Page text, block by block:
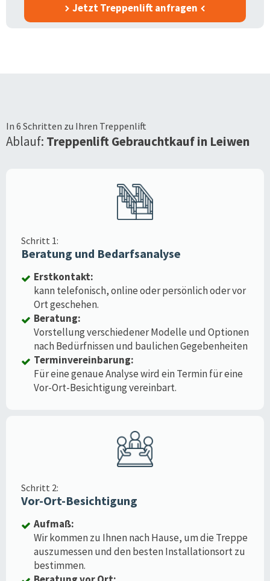
Jetzt Treppenlift anfragen
In 6 Schritten zu Ihren Treppenlift
Ablauf: Treppenlift Gebrauchtkauf in Leiwen
Schritt 1:
Beratung und Bedarfsanalyse
Erstkontakt:
kann telefonisch, online oder persönlich oder vor
Ort geschehen.
Beratung:
Vorstellung verschiedener Modelle und Optionen
nach Bedürfnissen und baulichen Gegebenheiten
Terminvereinbarung:
Für eine genaue Analyse wird ein Termin für eine
Vor-Ort-Besichtigung vereinbart.
Schritt 2:
Vor-Ort-Besichtigung
Aufmaß:
Wir kommen zu Ihnen nach Hause, um die Treppe
auszumessen und den besten Installationsort zu
bestimmen.